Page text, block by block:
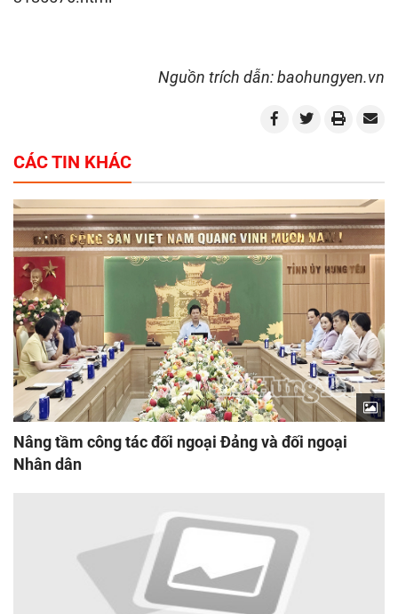
Nguồn trích dẫn: baohungyen.vn
CÁC TIN KHÁC
Nâng tầm công tác đối ngoại Đảng và đối ngoại
Nhân dân